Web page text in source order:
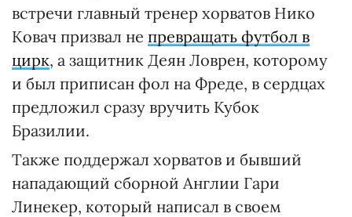
встречи главный тренер хорватов Нико
Ковач призвал не превращать футбол в
цирк, а защитник Деян Ловрен, которому
и был приписан фол на Фреде, в сердцах
предложил сразу вручить Кубок
Бразилии.
Также поддержал хорватов и бывший
нападающий сборной Англии Гари
Линекер, который написал в своем